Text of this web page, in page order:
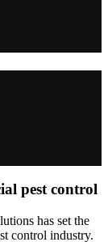
pest control
has set the
control industry.